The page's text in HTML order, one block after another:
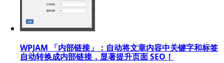
WPJAM 「内部链接」：自动将文章内容中关键字和标签
自动转换成内部链接，显著提升页面 SEO！